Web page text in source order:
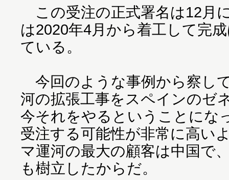
この受注の正式署名は12月
は2020年4月から着工して完
ている。
今回のような事例から察し
河の拡張工事をスペインのゼ
今それをやるということにな
受注する可能性が非常に高い
マ運河の最大の顧客は中国で
も樹立したからだ。